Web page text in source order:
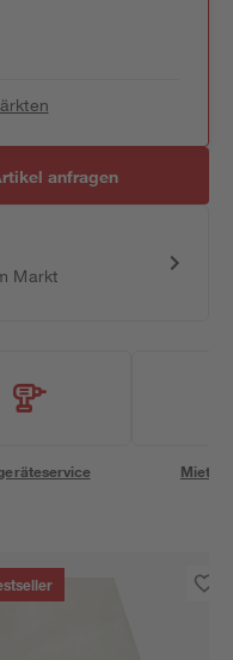
anfragen
Markt